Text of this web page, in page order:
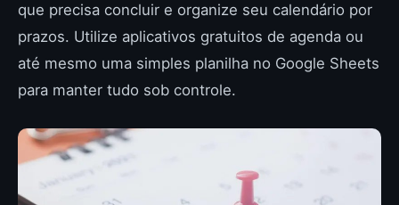
que precisa concluir e organize seu calendário por
prazos. Utilize aplicativos gratuitos de agenda ou
até mesmo uma simples planilha no Google Sheets
para manter tudo sob controle.